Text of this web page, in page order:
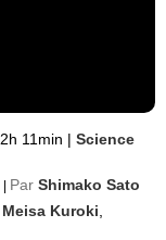
2h 11min | Science
| Par Shimako Sato
Meisa Kuroki